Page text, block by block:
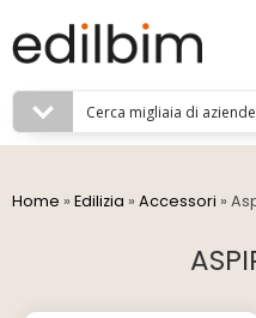
Home » Edilizia » Accessori »